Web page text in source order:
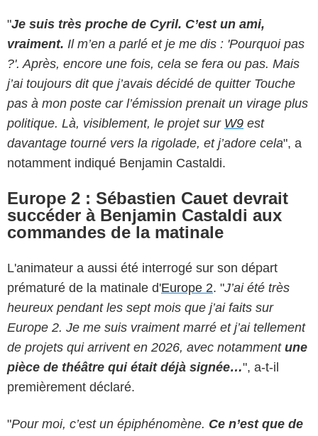
"Je suis très proche de Cyril. C’est un ami,
vraiment. Il m’en a parlé et je me dis : 'Pourquoi pas
?'. Après, encore une fois, cela se fera ou pas. Mais
j’ai toujours dit que j’avais décidé de quitter Touche
pas à mon poste car l’émission prenait un virage plus
politique. Là, visiblement, le projet sur W9 est
davantage tourné vers la rigolade, et j’adore cela", a
notamment indiqué Benjamin Castaldi.
Europe 2 : Sébastien Cauet devrait
succéder à Benjamin Castaldi aux
commandes de la matinale
L'animateur a aussi été interrogé sur son départ
prématuré de la matinale d'Europe 2. "J’ai été très
heureux pendant les sept mois que j’ai faits sur
Europe 2. Je me suis vraiment marré et j’ai tellement
de projets qui arrivent en 2026, avec notamment une
pièce de théâtre qui était déjà signée…", a-t-il
premièrement déclaré.
"Pour moi, c’est un épiphénomène. Ce n’est que de